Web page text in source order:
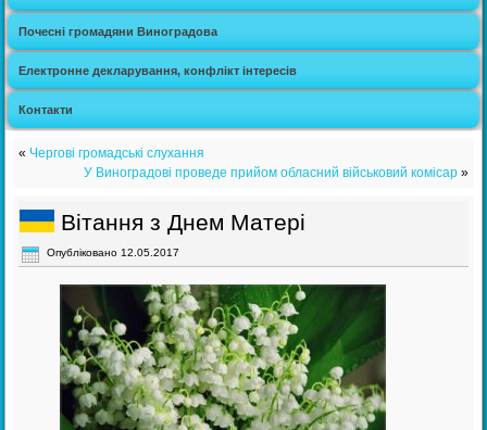
Почесні громадяни Виноградова
Електронне декларування, конфлікт інтересів
Контакти
« Чергові громадські слухання
У Виноградові проведе прийом обласний військовий комісар»
Вітання з Днем Матері
Опубліковано 12.05.2017